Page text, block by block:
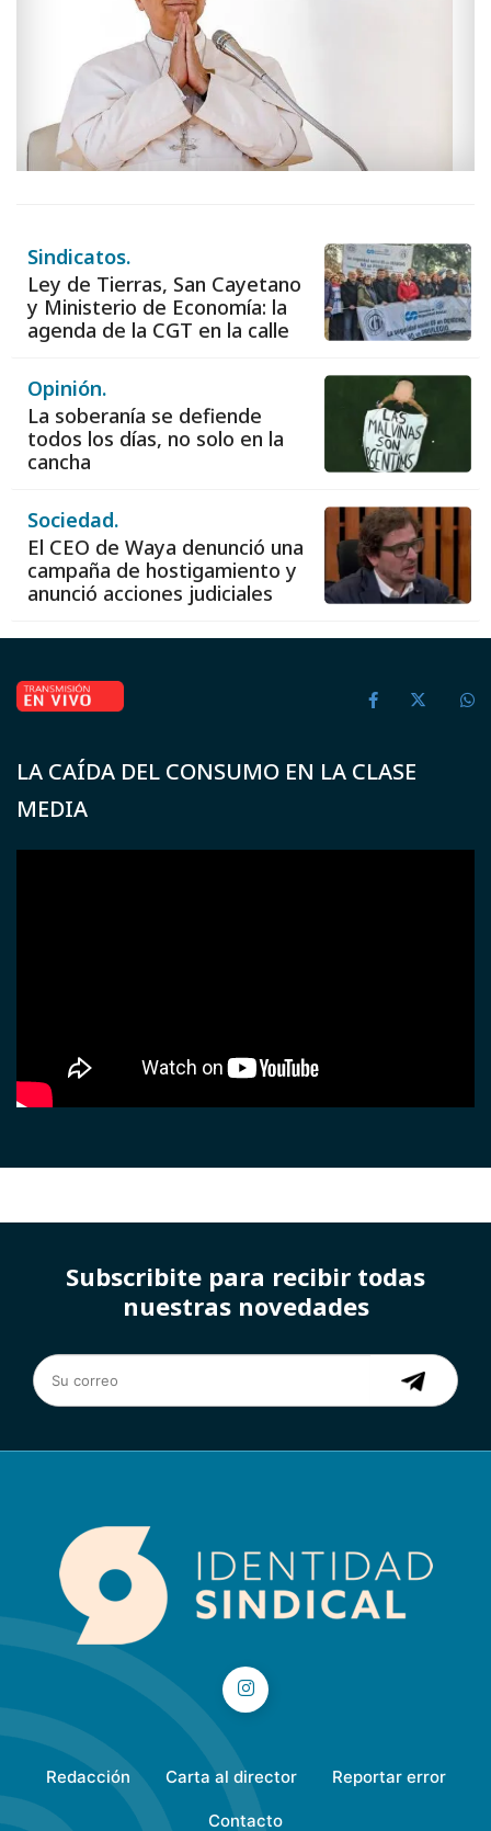
Sindicatos.
Ley de Tierras, San Cayetano
y Ministerio de Economía: la
agenda de la CGT en la calle
Opinión.
La soberanía se defiende
todos los días, no solo en la
cancha
Sociedad.
El CEO de Waya denunció una
campaña de hostigamiento y
anunció acciones judiciales
LA CAÍDA DEL CONSUMO EN LA CLASE
MEDIA
Subscribite para recibir todas
nuestras novedades
Redacción Carta al director Reportar error
Contacto